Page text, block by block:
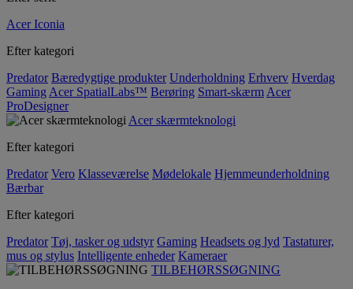
Acer Iconia
Efter kategori
Predator Bæredygtige produkter Underholdning Erhverv Hverdag
Gaming Acer SpatialLabs™ Berøring Smart-skærm Acer
ProDesigner
Acer skærmteknologi
Efter kategori
Predator Vero Klasseværelse Mødelokale Hjemmeunderholdning
Bærbar
Efter kategori
Predator Tøj, tasker og udstyr Gaming Headsets og lyd Tastaturer,
mus og stylus Intelligente enheder Kameraer
TILBEHØRSSØGNING